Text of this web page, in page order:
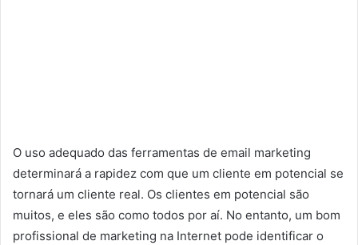
O uso adequado das ferramentas de email marketing
determinará a rapidez com que um cliente em potencial se
tornará um cliente real. Os clientes em potencial são
muitos, e eles são como todos por aí. No entanto, um bom
profissional de marketing na Internet pode identificar o